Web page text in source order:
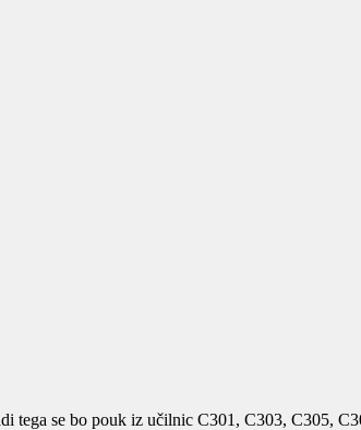
tega se bo pouk iz učilnic C301, C303, C305,